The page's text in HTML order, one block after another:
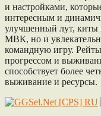
и настройками,
интересным и
улучшенный лут, киты
МВК, но и
командную игру.
прогрессом и
способствует более
выживание и ресурсы.